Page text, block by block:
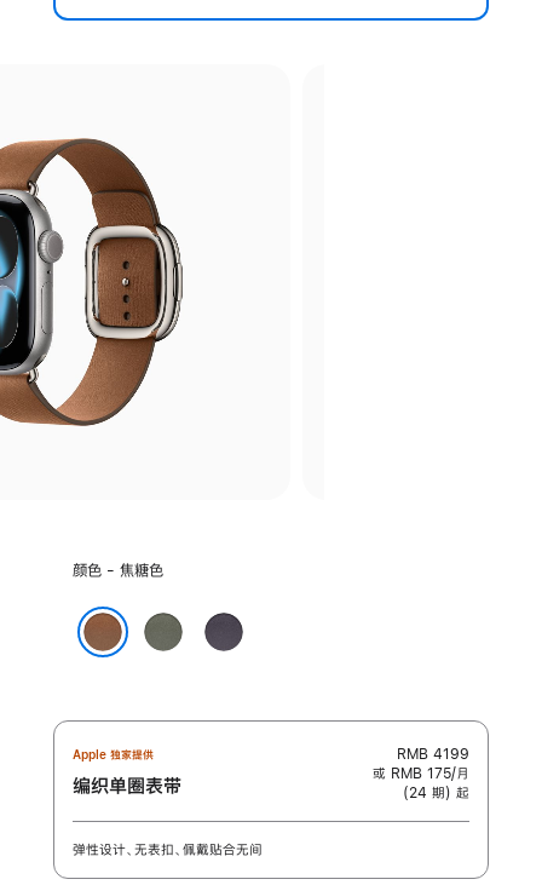
选
颜
色:
颜色 - 焦糖色
鼠
尾
色
午
夜
Apple 独家提供
编织单圈表带
RMB 4199
或 RMB 175/月
(24 期) 起
弹性设计、无表扣、佩戴贴合无间